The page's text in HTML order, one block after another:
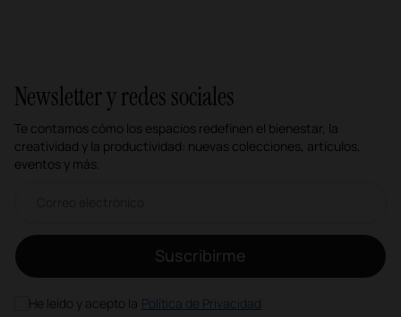
Newsletter y redes sociales
Te contamos cómo los espacios redefinen el bienestar, la
creatividad y la productividad: nuevas colecciones, artículos,
eventos y más.
Suscribirme
He leído y acepto la Política de Privacidad